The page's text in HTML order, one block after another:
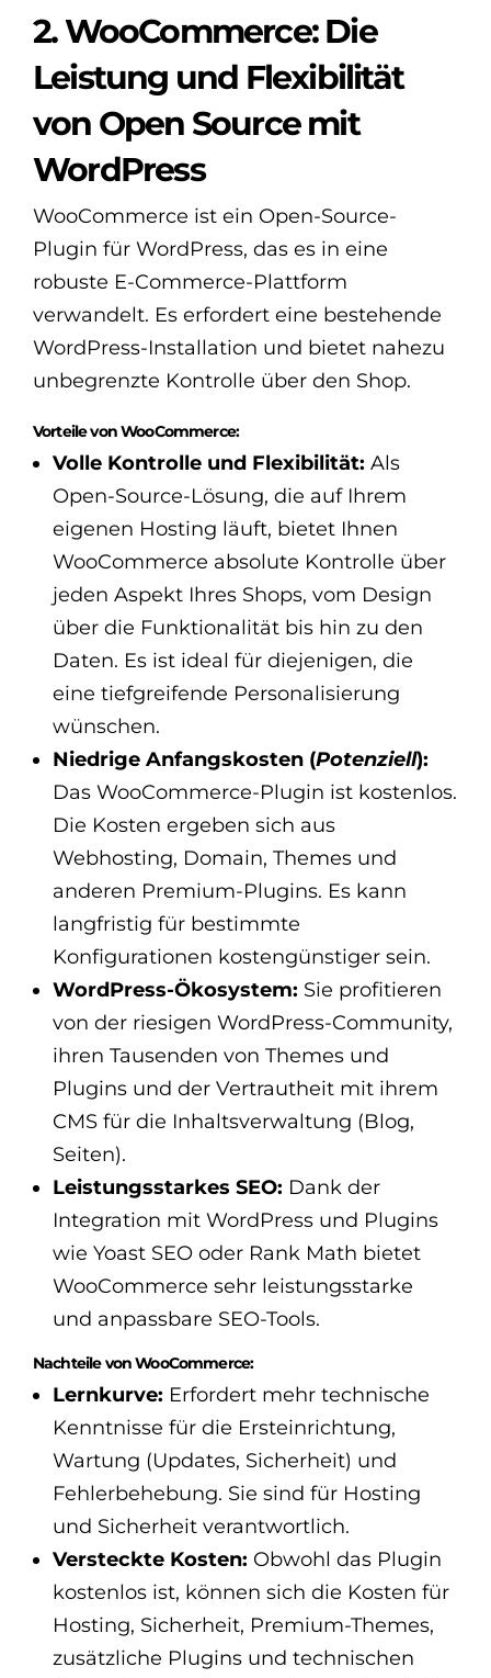
2. WooCommerce: Die
Leistung und Flexibilität
von Open Source mit
WordPress
WooCommerce ist ein Open-Source-
Plugin für WordPress, das es in eine
robuste E-Commerce-Plattform
verwandelt. Es erfordert eine bestehende
WordPress-Installation und bietet nahezu
unbegrenzte Kontrolle über den Shop.
Vorteile von WooCommerce:
Volle Kontrolle und Flexibilität: Als
Open-Source-Lösung, die auf Ihrem
eigenen Hosting läuft, bietet Ihnen
WooCommerce absolute Kontrolle über
jeden Aspekt Ihres Shops, vom Design
über die Funktionalität bis hin zu den
Daten. Es ist ideal für diejenigen, die
eine tiefgreifende Personalisierung
wünschen.
Niedrige Anfangskosten (Potenziell):
Das WooCommerce-Plugin ist kostenlos.
Die Kosten ergeben sich aus
Webhosting, Domain, Themes und
anderen Premium-Plugins. Es kann
langfristig für bestimmte
Konfigurationen kostengünstiger sein.
WordPress-Ökosystem: Sie profitieren
von der riesigen WordPress-Community,
ihren Tausenden von Themes und
Plugins und der Vertrautheit mit ihrem
CMS für die Inhaltsverwaltung (Blog,
Seiten).
Leistungsstarkes SEO: Dank der
Integration mit WordPress und Plugins
wie Yoast SEO oder Rank Math bietet
WooCommerce sehr leistungsstarke
und anpassbare SEO-Tools.
Nachteile von WooCommerce:
Lernkurve: Erfordert mehr technische
Kenntnisse für die Ersteinrichtung,
Wartung (Updates, Sicherheit) und
Fehlerbehebung. Sie sind für Hosting
und Sicherheit verantwortlich.
Versteckte Kosten: Obwohl das Plugin
kostenlos ist, können sich die Kosten für
Hosting, Sicherheit, Premium-Themes,
zusätzliche Plugins und technischen